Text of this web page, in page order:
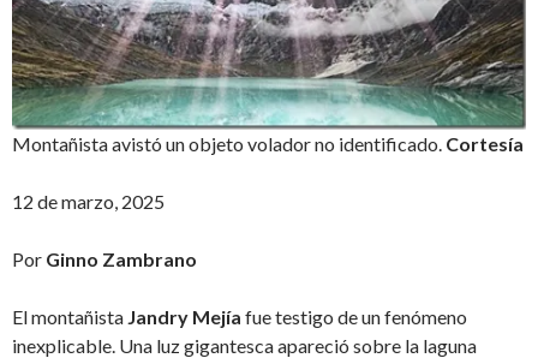
Montañista avistó un objeto volador no identificado. Cortesía
12 de marzo, 2025
Por Ginno Zambrano
El montañista Jandry Mejía fue testigo de un fenómeno
inexplicable. Una luz gigantesca apareció sobre la laguna